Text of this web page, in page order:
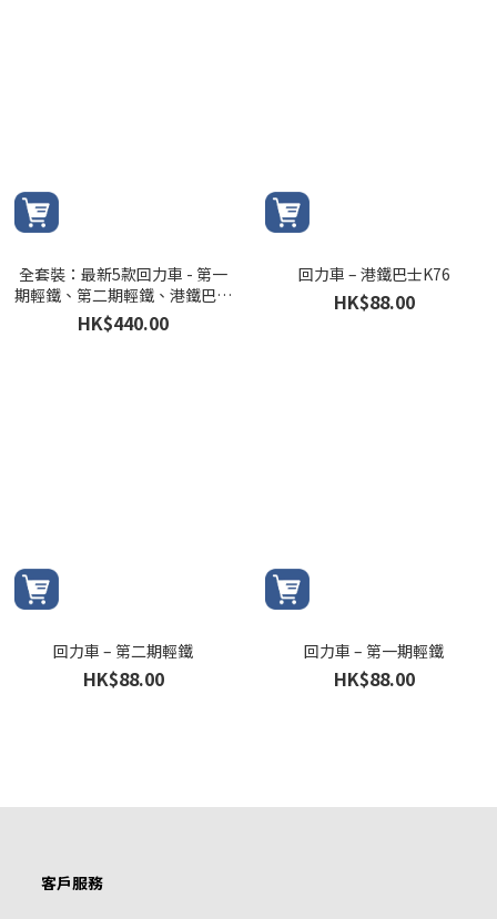
全套裝：最新5款回力車 - 第一
期輕鐵、第二期輕鐵、港鐵巴士
506、港鐵巴士K76及港鐵巴士
K53
HK$440.00
回力車 – 港鐵巴士K76
HK$88.00
回力車 – 第二期輕鐵
HK$88.00
回力車 – 第一期輕鐵
HK$88.00
客戶服務